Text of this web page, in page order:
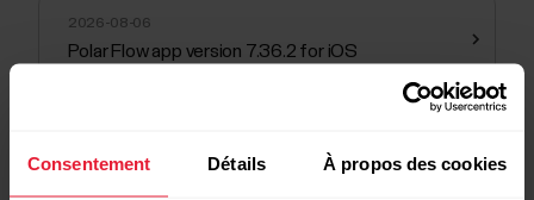
Consentement Détails À propos des cookies
2026-08-06
Polar Flow app version 7.36.2 for iOS
Polar Flow app version 7.36.2 for Android